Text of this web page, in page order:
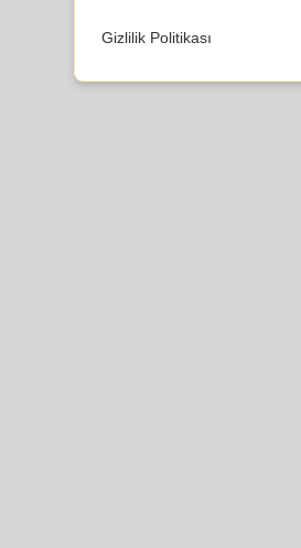
Gizlilik Politikası